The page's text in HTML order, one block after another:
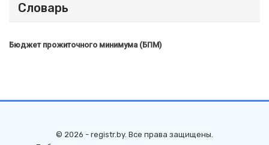
Словарь
Бюджет прожиточного минимума (БПМ)
© 2026 - registr.by. Все права защищены.